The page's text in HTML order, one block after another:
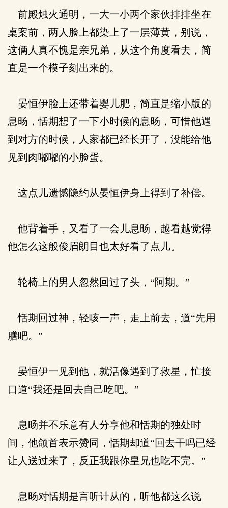
前殿烛火通明，一大一小两个家伙排排坐在
桌案前，两人脸上都染上了一层薄黄，别说，
这俩人真不愧是亲兄弟，从这个角度看去，简
直是一个模子刻出来的。
晏恒伊脸上还带着婴儿肥，简直是缩小版的
息旸，恬期想了一下小时候的息旸，可惜他遇
到对方的时候，人家都已经长开了，没能给他
见到肉嘟嘟的小脸蛋。
这点儿遗憾隐约从晏恒伊身上得到了补偿。
他背着手，又看了一会儿息旸，越看越觉得
他怎么这般俊眉朗目也太好看了点儿。
轮椅上的男人忽然回过了头，“阿期。”
恬期回过神，轻咳一声，走上前去，道“先用
膳吧。”
晏恒伊一见到他，就活像遇到了救星，忙接
口道“我还是回去自己吃吧。”
息旸并不乐意有人分享他和恬期的独处时
间，他颌首表示赞同，恬期却道“回去干吗已经
让人送过来了，反正我跟你皇兄也吃不完。”
息旸对恬期是言听计从的，听他都这么说